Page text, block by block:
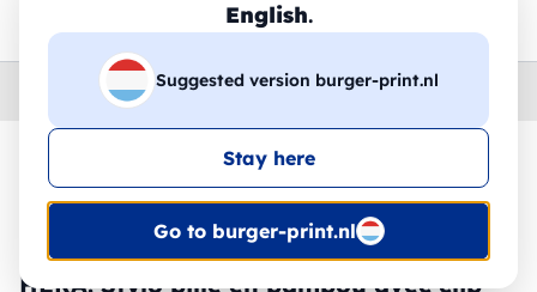
English.
Suggested version burger-print.nl
Stay here
Go to burger-print.nl
Papeterie › stylos-personnalises
🔥 Impression DTF à -30 %
HERA. Stylo bille en bambou avec clip